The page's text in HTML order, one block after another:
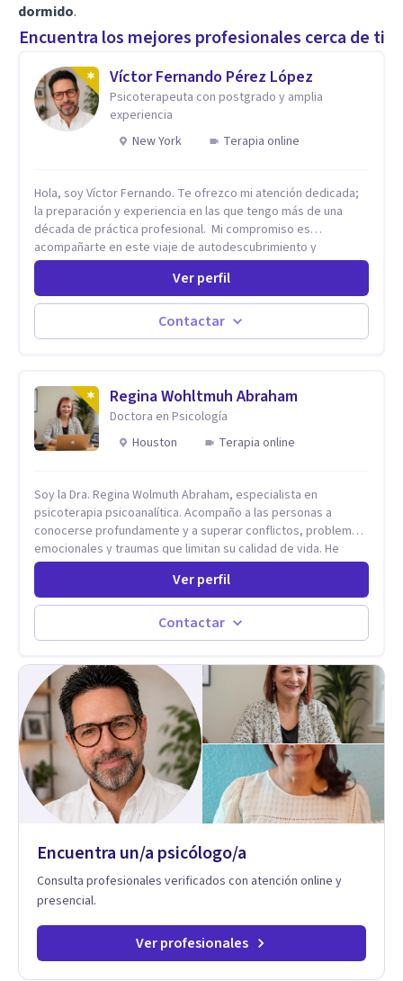
dormido.
Encuentra los mejores profesionales cerca de ti
Víctor Fernando Pérez López
Psicoterapeuta con postgrado y amplia
experiencia
New York
Terapia online
Hola, soy Víctor Fernando. Te ofrezco mi atención dedicada;
la preparación y experiencia en las que tengo más de una
década de práctica profesional. Mi compromiso es
acompañarte en este viaje de autodescubrimiento y
crecimiento con soluciones eficaces. Juntos, abriremos
"ventanas de confianza" donde podrás expresarte sin miedo
a ser juzgada ni juzgado. Este proceso te permitirá
transformar el dolor en crecimiento, construir relaciones más
sanas y conscientes, y vivir una vida con mayor plenitud.
apoyo que necesitas para avanzar con fuerza y sintiéndote
mejor en tu presente.
Ver perfil
Contactar
Regina Wohltmuh Abraham
Doctora en Psicología
Houston
Terapia online
Soy la Dra. Regina Wolmuth Abraham, especialista en
psicoterapia psicoanalítica. Acompaño a las personas a
conocerse profundamente y a superar conflictos, problemas
emocionales y traumas que limitan su calidad de vida. He
trabajado en reconocidas instituciones como el Hospital
Psiquiátrico San Rafael, Instituto Psiquiátrico MENDAO, San
Bernardino, Hospital Psiquiátrico Infantil y el Centro de
Integración Juvenil. Además, tuve el privilegio de colaborar
en comunidades como Olivar del Conde y Xochimilco, lo que
Ver perfil
Contactar
Encuentra un/a psicólogo/a
Consulta profesionales verificados con atención online y
presencial.
Ver profesionales